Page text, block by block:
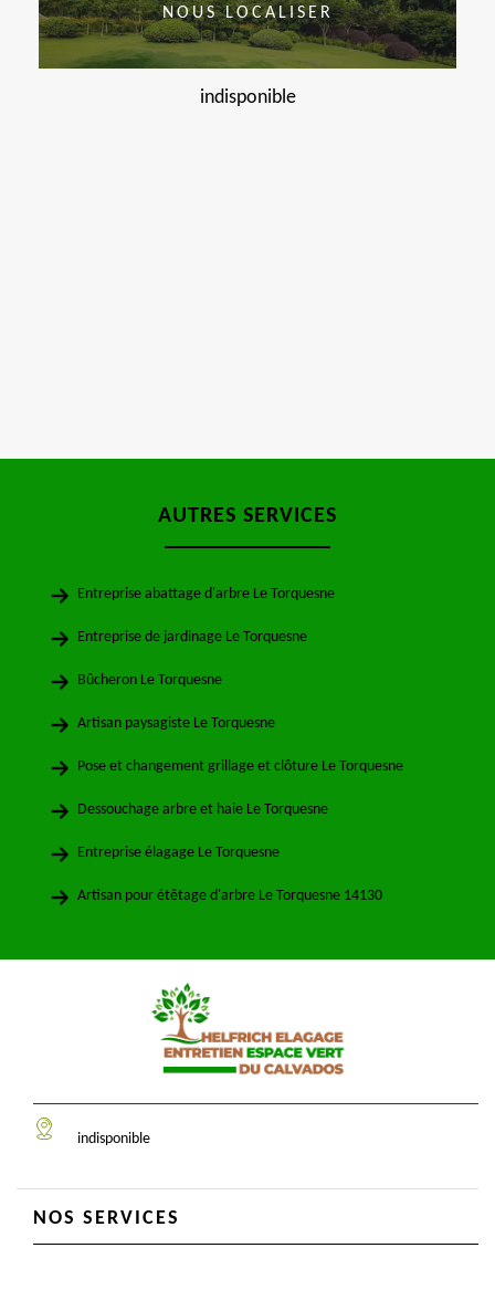
NOUS LOCALISER
indisponible
AUTRES SERVICES
Entreprise abattage d'arbre Le Torquesne
Entreprise de jardinage Le Torquesne
Bûcheron Le Torquesne
Artisan paysagiste Le Torquesne
Pose et changement grillage et clôture Le Torquesne
Dessouchage arbre et haie Le Torquesne
Entreprise élagage Le Torquesne
Artisan pour étêtage d'arbre Le Torquesne 14130
indisponible
NOS SERVICES